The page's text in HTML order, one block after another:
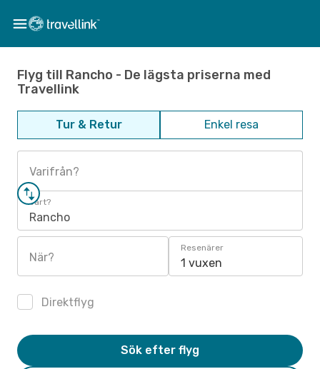
Flyg till Rancho - De lägsta priserna med
Travellink
Tur & Retur Enkel resa
Varifrån?
Vart?
Rancho
När?
Resenärer
1 vuxen
Direktflyg
Sök efter flyg